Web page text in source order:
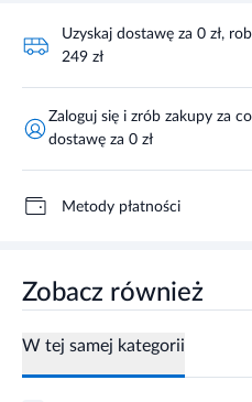
Uzyskaj dostawę za 0 zł,
249 zł
Zaloguj się i zrób zakupy za
dostawę za 0 zł
Metody płatności
Zobacz również
W tej samej kategorii